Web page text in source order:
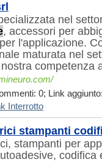
nel
, accessori per
l'applicazione.
maturata nel
competenza
0; Link
Interrotto
stampanti
stampanti per
codifica